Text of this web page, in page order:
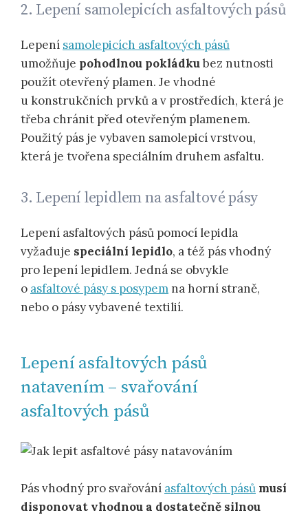
2. Lepení samolepicích asfaltových pásů
Lepení samolepicích asfaltových pásů
umožňuje pohodlnou pokládkubez nutnosti
použít otevřený plamen. Je vhodné
u konstrukčních prvků a v prostředích, která je
třeba chránit před otevřeným plamenem.
Použitý pás je vybaven samolepicí vrstvou,
která je tvořena speciálním druhem asfaltu.
3. Lepení lepidlem na asfaltové pásy
Lepení asfaltových pásů pomocí lepidla
vyžaduje speciální lepidlo, a též pás vhodný
pro lepení lepidlem. Jedná se obvykle
o asfaltové pásy s posypem na horní straně,
nebo o pásy vybavené textilií.
Lepení asfaltových pásů
natavením – svařování
asfaltových pásů
Pás vhodný pro svařování asfaltových pásů musí
disponovat vhodnou a dostatečně silnou